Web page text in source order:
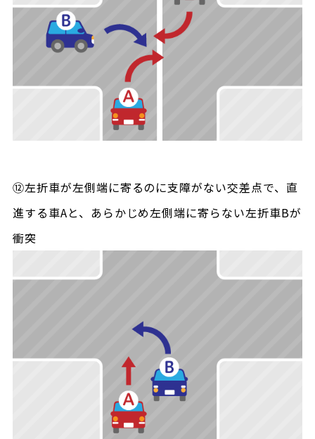
⑫左折車が左側端に寄るのに支障がない交差点で、直
進する車Aと、あらかじめ左側端に寄らない左折車Bが
衝突